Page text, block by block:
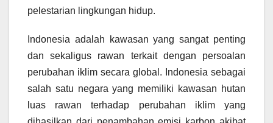
pelestarian lingkungan hidup.
Indonesia adalah kawasan yang sangat penting
dan sekaligus rawan terkait dengan persoalan
perubahan iklim secara global. Indonesia sebagai
salah satu negara yang memiliki kawasan hutan
luas rawan terhadap perubahan iklim yang